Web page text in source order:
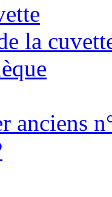
la
anciens